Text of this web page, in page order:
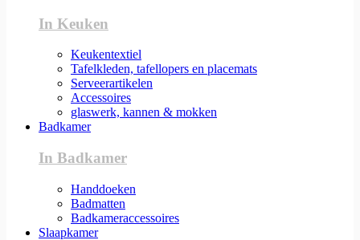
In Keuken
Keukentextiel
Tafelkleden, tafellopers en placemats
Serveerartikelen
Accessoires
glaswerk, kannen & mokken
Badkamer
In Badkamer
Handdoeken
Badmatten
Badkameraccessoires
Slaapkamer